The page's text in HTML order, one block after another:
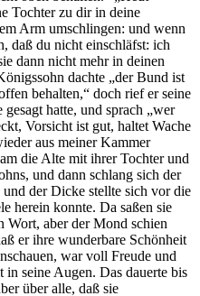
Tochter zu dir in deine
Arm umschlingen: und wenn
daß du nicht einschläfst: ich
dann nicht mehr in deinen
dachte „der Bund ist
behalten,“ doch rief er seine
hatte, und sprach „wer
Vorsicht ist gut, haltet Wache
aus meiner Kammer
die Alte mit ihrer Tochter und
und dann schlang sich der
der Dicke stellte sich vor die
herein konnte. Da saßen sie
Wort, aber der Mond schien
er ihre wunderbare Schönheit
war voll Freude und
seine Augen. Das dauerte bis
über alle, daß sie